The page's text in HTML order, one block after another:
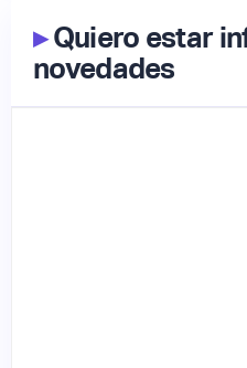
▸Quiero estar
novedades